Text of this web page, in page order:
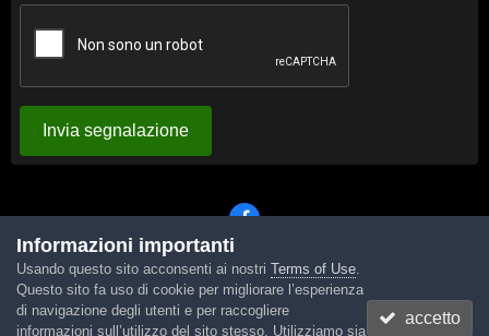
Invia segnalazione
Lingua Tema Contattaci Cookies
Powered by Invision Community
Informazioni importanti
Usando questo sito acconsenti ai nostri Terms of Use.
Questo sito fa uso di cookie per migliorare l’esperienza
di navigazione degli utenti e per raccogliere
informazioni sull’utilizzo del sito stesso. Utilizziamo sia
accetto